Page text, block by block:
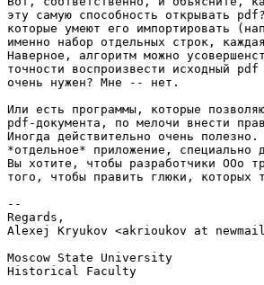
эту самую способность открывать
которые умеют его импортировать
именно набор отдельных строк,
Наверное, алгоритм можно
точности воспроизвести исходный
очень нужен? Мне -- нет.
Или есть программы, которые
pdf-документа, по мелочи внести
Иногда действительно очень
*отдельное* приложение, специально
Вы хотите, чтобы разработчики OOo
того, чтобы править глюки, которых
--
Regards,
Alexej Kryukov <akrioukov at
Moscow State University
Historical Faculty